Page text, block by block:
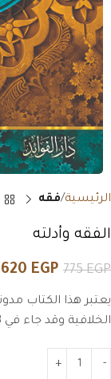
الرئيسية فقه
الفقه وأدلته
775EGP
620 EGP
يعتبر هذا الكتاب
الخلافية وقد جاء في 3 مجلد جمع الأدلة من القرآن والسنة الصحيحة.